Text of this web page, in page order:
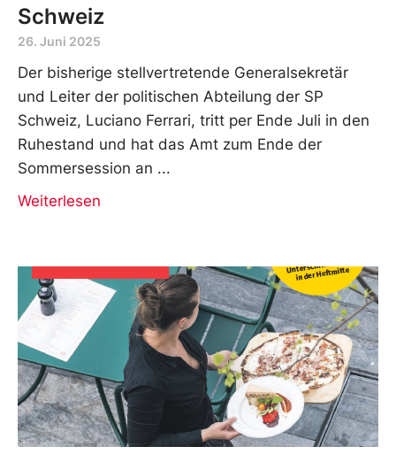
Schweiz
26. Juni 2025
Der bisherige stellvertretende Generalsekretär
und Leiter der politischen Abteilung der SP
Schweiz, Luciano Ferrari, tritt per Ende Juli in den
Ruhestand und hat das Amt zum Ende der
Sommersession an
Weiterlesen